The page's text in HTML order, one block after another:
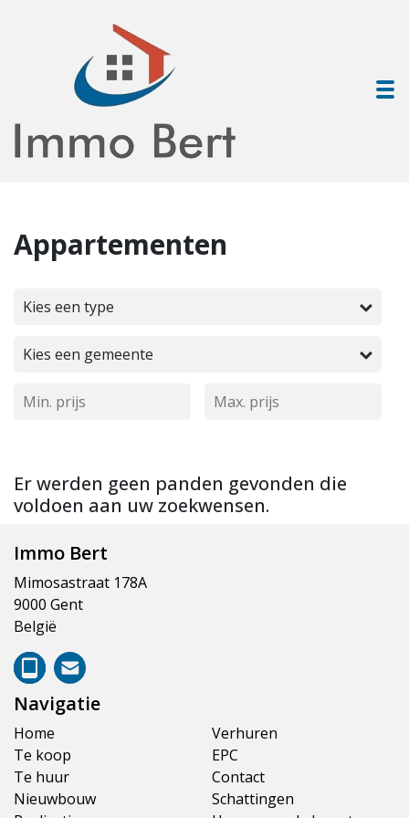
Appartementen
Kies een type
Kies een gemeente
Er werden geen panden gevonden die
voldoen aan uw zoekwensen.
Immo Bert
Mimosastraat 178A
9000 Gent
België
Navigatie
Home
Te koop
Te huur
Nieuwbouw
Verhuren
EPC
Contact
Schattingen